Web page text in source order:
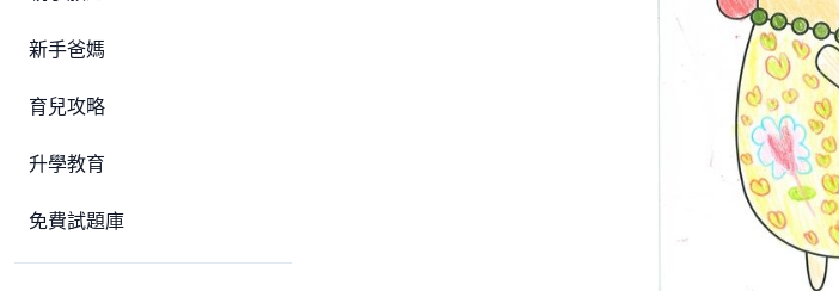
新手爸媽
育兒攻略
升學教育
免費試題庫